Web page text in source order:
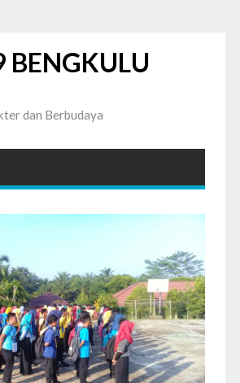
BENGKULU
dan Berbudaya